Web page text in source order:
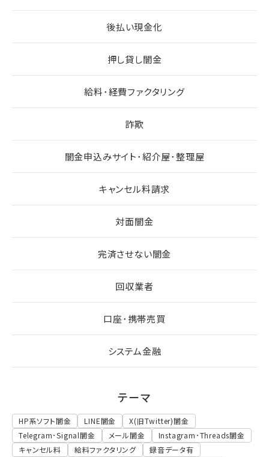
後払い現金化
押し貸し闇金
給料･経費ファクタリング
詐欺
闇金申込みサイト･紹介屋･整理屋
キャンセル料請求
対面闇金
完済させない闇金
回収業者
口座･携帯売買
システム金融
テーマ
HP系ソフト闇金 LINE闇金
X(旧Twitter)闇金
Telegram･Signal闇金
メール闇金
Instagram･Threads闇金
キャンセル料
給料ファクタリング
録音データ有